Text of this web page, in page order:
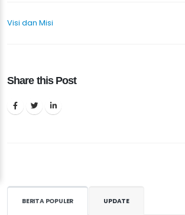
Visi dan Misi
Share this Post
BERITA POPULER UPDATE